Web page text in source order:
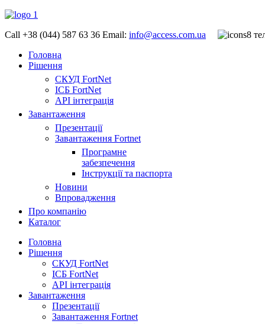
Call +38 (044) 587 63 36 Email: info@access.com.ua
Головна
Рішення
СКУД FortNet
ІСБ FortNet
API інтеграція
Завантаження
Презентації
Завантаження Fortnet
Програмне
забезпечення
Інструкції та паспорта
Новини
Впровадження
Про компанію
Каталог
Головна
Рішення
СКУД FortNet
ІСБ FortNet
API інтеграція
Завантаження
Презентації
Завантаження Fortnet